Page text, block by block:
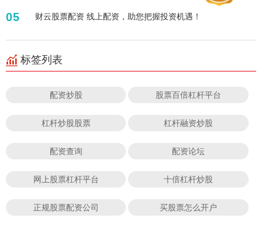
05 财云股票配资 线上配资，助您把握投资机遇！
标签列表
配资炒股 股票百倍杠杆平台
杠杆炒股股票 杠杆融资炒股
配资查询 配资论坛
网上股票杠杆平台 十倍杠杆炒股
正规股票配资公司 买股票怎么开户